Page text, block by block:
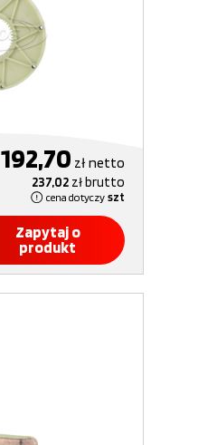
192,70 złnetto
237,02 złbrutto
cena dotyczy szt
Zapytaj o
produkt